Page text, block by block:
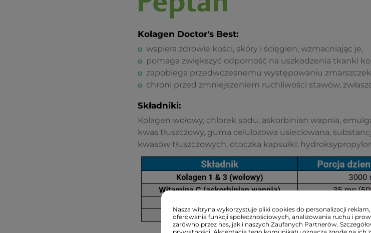
Kolagen Doctor's Best:
wspiera zdrowie kości, skóry i ścięgien, wzmacniając je,
pomaga zwiększyć odporność na uszkodzenia tkanki
zapobiega przedwczesnemu występowaniu
chroni przed zmniejszeniem ruchliwości stawów,
Składniki:
Kolagen wołowy, chlorek sodu, askorbinian wapnia,
kwas tłuszczowy, guma celulozowa usieciowana,
kwasów tłuszczowych, otoczka kapsułki:
Nasza witryna wykorzystuje pliki cookies do personalizacji reklam,
oferowania funkcji społecznościowych, analizowania ruchu i
zarówno przez nas, jak i naszych Zaufanych Partnerów.
prywatności. Akceptacja tego komunikatu oznacza zgodę na ich